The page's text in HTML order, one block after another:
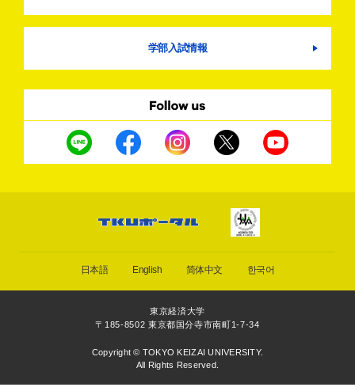
学部入試情報
日本語 English 简体中文 한국어
東京経済大学
〒185-8502 東京都国分寺市南町1-7-34
Copyright © TOKYO KEIZAI UNIVERSITY.
All Rights Reserved.